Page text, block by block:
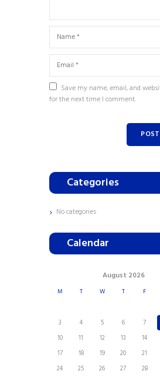
Save my name, email, and
for the next time I comment.
Categories
No categories
Calendar
August 2026
M T W T F
3
4 5 6 7
10
11 12 13 14
17
18 19 20 21
24
25 26 27 28